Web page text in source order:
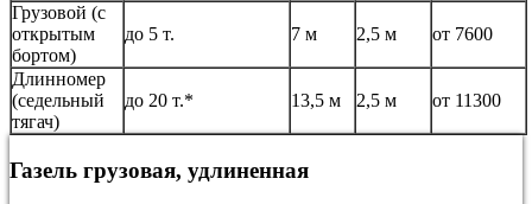
Грузовой (с
открытым
бортом)
до 5 т. 7 м 2,5 м от 7600
Длинномер
(седельный
тягач)
до 20 т.* 13,5 м 2,5 м от 11300
Газель грузовая, удлиненная